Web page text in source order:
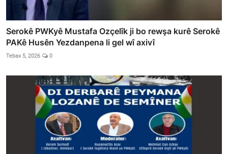
Serokê PWKyê Mustafa Ozçelîk ji bo rewşa kurê Serokê
PAKê Husên Yezdanpena li gel wî axivî
Tebax 5, 2026 0